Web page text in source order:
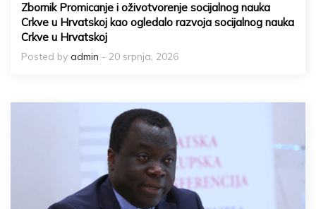
Zbornik Promicanje i oživotvorenje socijalnog nauka
Crkve u Hrvatskoj kao ogledalo razvoja socijalnog nauka
Crkve u Hrvatskoj
Posted by admin - 20 srpnja, 2026